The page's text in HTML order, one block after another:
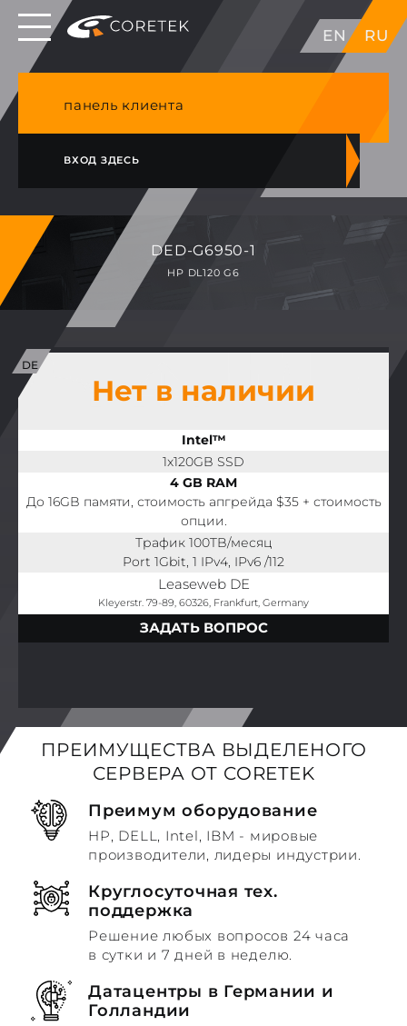
EN RU
Выделенные серверы в ЕС, Японии, ГК, США
NVME VPS & cPanel премиум хостинг в
панель клиента
ВХОД ЗДЕСЬ
DED-G6950-1
HP DL120 G6
Нет в наличии
Intel™
1x120GB SSD
4 GB RAM
До 16GB памяти, стоимость апгрейда $35 + стоимость
опции.
Трафик 100TB/месяц
Port 1Gbit, 1 IPv4, IPv6 /112
Leaseweb DE
Kleyerstr. 79-89, 60326, Frankfurt, Germany
ЗАДАТЬ ВОПРОС
ПРЕИМУЩЕСТВА ВЫДЕЛЕНОГО
СЕРВЕРА ОТ CORETEK
Преимум оборудование
HP, DELL, Intel, IBM - мировые
производители, лидеры индустрии.
Круглосуточная тех.
поддержка
Решение любых вопросов 24 часа
в сутки и 7 дней в неделю.
Датацентры в Германии и
Голландии